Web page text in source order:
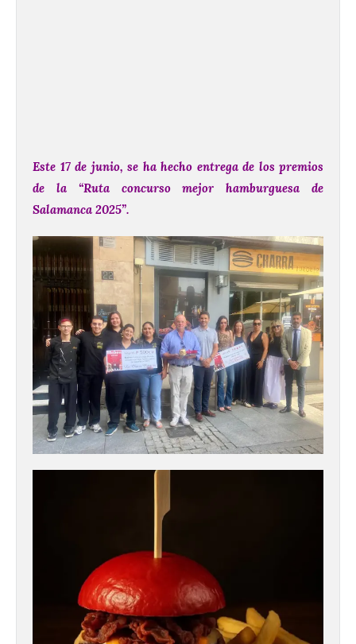
Este 17 de junio, se ha hecho entrega de los premios
de la “Ruta concurso mejor hamburguesa de
Salamanca 2025”.